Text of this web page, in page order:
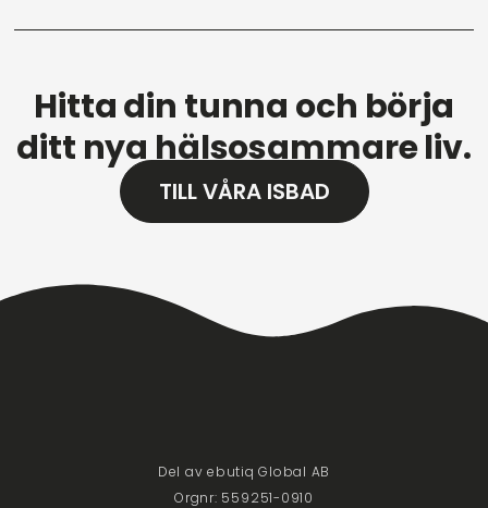
Hitta din tunna och börja
ditt nya hälsosammare liv.
TILL VÅRA ISBAD
Del av ebutiq Global AB
Orgnr: 559251-0910